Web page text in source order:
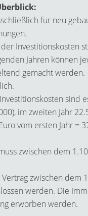
für neu
Investitionskosten
Jahren können
gemacht werden.
sind
im zweiten Jahr
vom ersten Jahr =
zwischen dem
zwischen dem
werden. Die
erworben werden.